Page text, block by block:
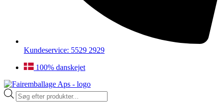
Kundeservice: 5529 2929
100% danskejet
Products
search